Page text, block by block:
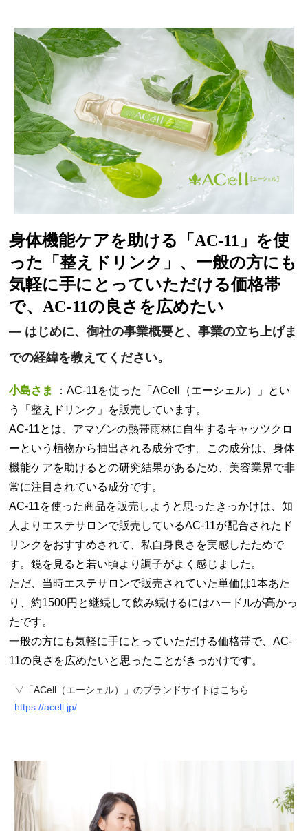
身体機能ケアを助ける「AC-11」を使
った「整えドリンク」、一般の方にも
気軽に手にとっていただける価格帯
で、AC-11の良さを広めたい
— はじめに、御社の事業概要と、事業の立ち上げま
での経緯を教えてください。
小島さま
：AC-11を使った「ACell（エーシェル）」とい
う「整えドリンク」を販売しています。
AC-11とは、アマゾンの熱帯雨林に自生するキャッツクロ
ーという植物から抽出される成分です。この成分は、身体
機能ケアを助けるとの研究結果があるため、美容業界で非
常に注目されている成分です。
AC-11を使った商品を販売しようと思ったきっかけは、知
人よりエステサロンで販売しているAC-11が配合されたド
リンクをおすすめされて、私自身良さを実感したためで
す。鏡を見ると若い頃より調子がよく感じました。
ただ、当時エステサロンで販売されていた単価は1本あた
り、約1500円と継続して飲み続けるにはハードルが高かっ
たです。
一般の方にも気軽に手にとっていただける価格帯で、AC-
11の良さを広めたいと思ったことがきっかけです。
▽「ACell（エーシェル）」のブランドサイトはこちら
https://acell.jp/